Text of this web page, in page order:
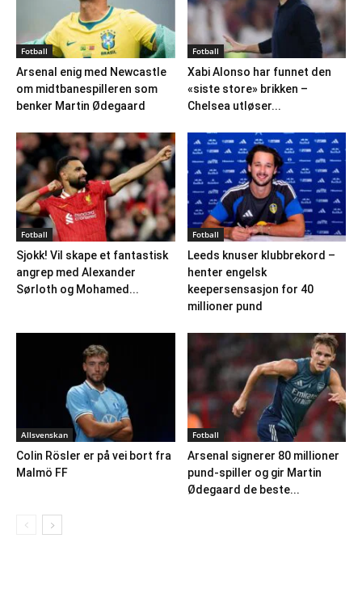
Fotball
Arsenal enig med Newcastle
om midtbanespilleren som
benker Martin Ødegaard
Fotball
Xabi Alonso har funnet den
«siste store» brikken –
Chelsea utløser...
Fotball
Sjokk! Vil skape et fantastisk
angrep med Alexander
Sørloth og Mohamed...
Fotball
Leeds knuser klubbrekord –
henter engelsk
keepersensasjon for 40
millioner pund
Allsvenskan
Colin Rösler er på vei bort fra
Malmö FF
Fotball
Arsenal signerer 80 millioner
pund-spiller og gir Martin
Ødegaard de beste...